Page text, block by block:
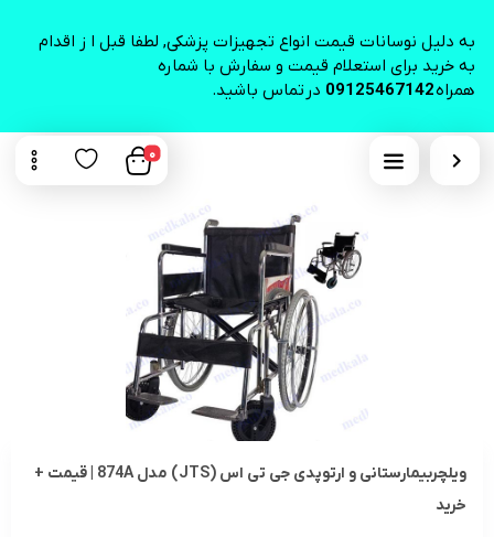
به دلیل نوسانات قیمت انواع تجهیزات پزشکی, لطفا قبل ا ز اقدام
به خرید برای استعلام قیمت و سفارش با شماره
همراه09125467142 در تماس باشید.
0
ویلچربیمارستانی و ارتوپدی جی تی اس (JTS) مدل 874A | قیمت +
خرید